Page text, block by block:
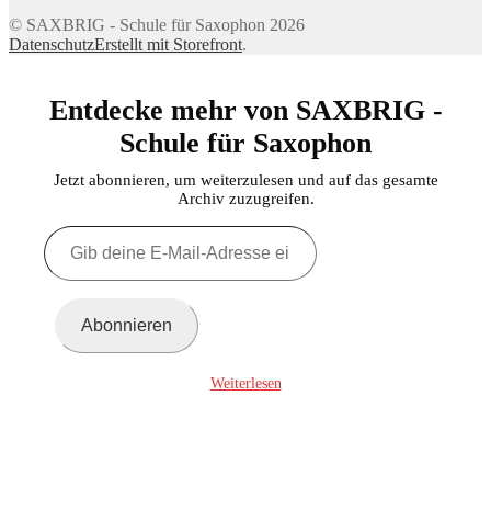
© SAXBRIG - Schule für Saxophon 2026
DatenschutzErstellt mit Storefront.
Entdecke mehr von SAXBRIG -
Schule für Saxophon
Jetzt abonnieren, um weiterzulesen und auf das gesamte
Archiv zuzugreifen.
Gib
deine
E-
Abonnieren
Weiterlesen